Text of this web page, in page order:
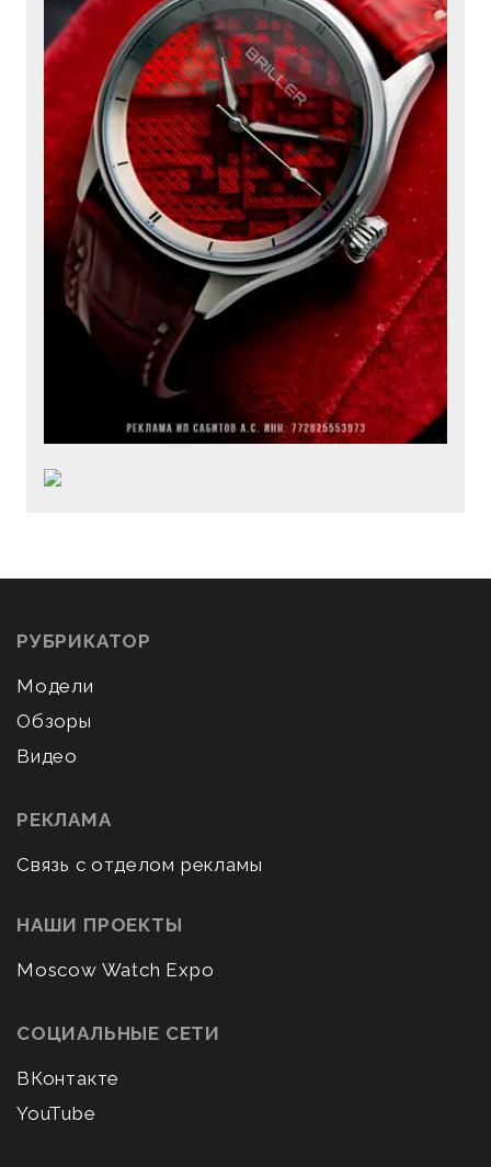
РУБРИКАТОР
Модели
Обзоры
Видео
РЕКЛАМА
Связь с отделом рекламы
НАШИ ПРОЕКТЫ
Moscow Watch Expo
СОЦИАЛЬНЫЕ СЕТИ
ВКонтакте
YouTube